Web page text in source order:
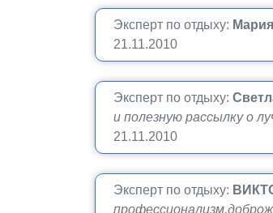
Эксперт по отдыху:
21.11.2010
Эксперт по отдыху:
и полезную рассылку о
21.11.2010
Эксперт по отдыху: